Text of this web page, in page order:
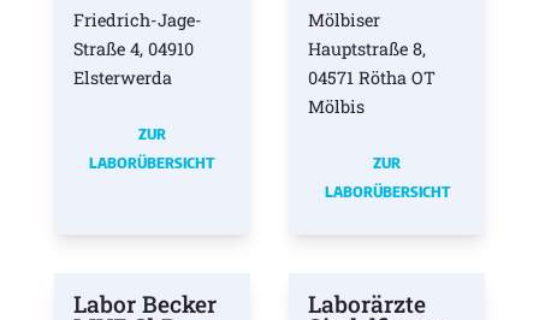
Friedrich-Jage-
Straße 4, 04910
Elsterwerda
ZUR
LABORÜBERSICHT
Mölbiser
Hauptstraße 8,
04571 Rötha OT
Mölbis
ZUR
LABORÜBERSICHT
Labor Becker Laborärzte